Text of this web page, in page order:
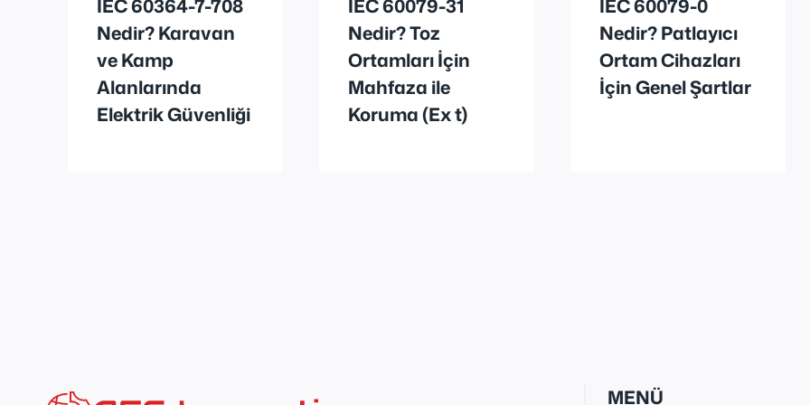
IEC 60364-7-708
Nedir? Karavan
ve Kamp
Alanlarında
Elektrik Güvenliği
IEC 60079-31
Nedir? Toz
Ortamları İçin
Mahfaza ile
Koruma (Ex t)
IEC 60079-0
Nedir? Patlayıcı
Ortam Cihazları
İçin Genel Şartlar
MENÜ